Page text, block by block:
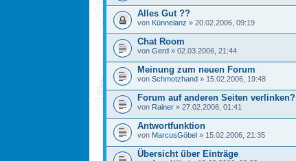
Alles Gut ??
von Künnelanz » 20.02.2006, 09:19
Chat Room
von Gerd » 02.03.2006, 21:44
Meinung zum neuen Forum
von Schmotzhand » 15.02.2006, 19:48
Forum auf anderen Seiten verlinken?
von Rainer » 27.02.2006, 01:41
Antwortfunktion
von MarcusGöbel » 15.02.2006, 21:35
Übersicht über Einträge